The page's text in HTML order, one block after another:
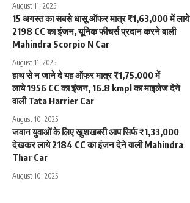
August 11, 2025
15 अगस्त का सबसे धासू ऑफर मात्र ₹1,63,000 में लाये
2198 CC का इंजन, यूनिक फीचर्स प्रदान करने वाली
Mahindra Scorpio N Car
August 11, 2025
हाथ से न जाने दे यह ऑफर मात्र ₹1,75,000 में
लाये 1956 CC का इंजन, 16.8 kmpl का माइलेज देने
वाली Tata Harrier Car
August 10, 2025
जवान युवाओं के लिए खुशखबरी आप सिर्फ ₹1,33,000
देखकर लाये 2184 CC का इंजन देने वाली Mahindra
Thar Car
August 10, 2025